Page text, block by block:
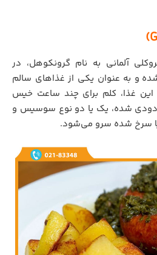
آلمانی به نام گرونکوهل، در
و به عنوان یکی از غذاهای سالم
غذا، کلم برای چند ساعت خیس
شده، یک یا دو نوع سوسیس و
سرخ شده سرو می‌شود.